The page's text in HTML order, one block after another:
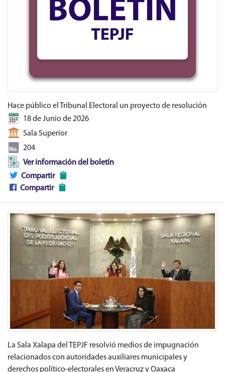
Hace público el Tribunal Electoral un proyecto de resolución
18 de Junio de 2026
Sala Superior
204
Ver información del boletín
Compartir
Compartir
La Sala Xalapa del TEPJF resolvió medios de impugnación
relacionados con autoridades auxiliares municipales y
derechos político-electorales en Veracruz y Oaxaca